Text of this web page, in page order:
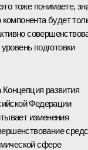
тоже понимаете,
компонента будет
подготовки
развития
Федерации
изменения
сфере